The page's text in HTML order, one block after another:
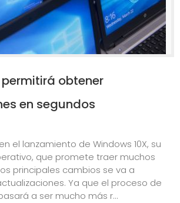
permitirá obtener
en segundos
el lanzamiento de Windows 10X, su
que promete traer muchos
principales cambios se va a
Ya que el proceso de
a ser mucho más r...